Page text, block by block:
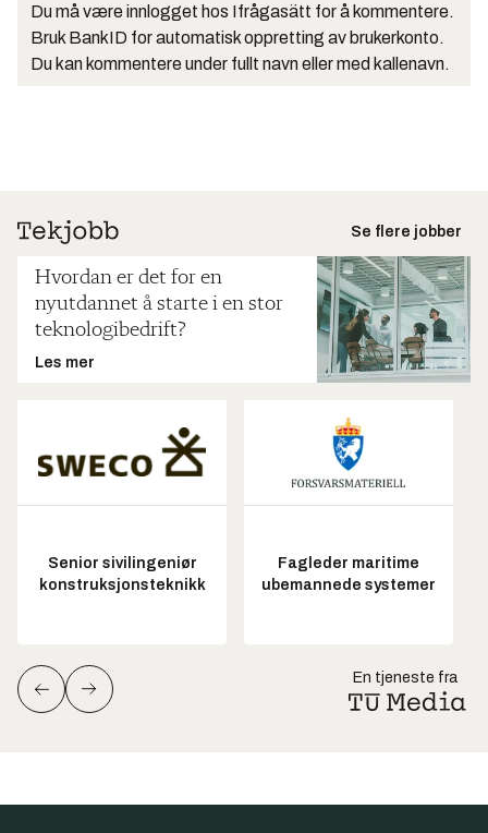
Du må være innlogget hos Ifrågasätt for å kommentere.
Bruk BankID for automatisk oppretting av brukerkonto.
Du kan kommentere under fullt navn eller med kallenavn.
Se flere jobber
Hvordan er det for en
nyutdannet å starte i en stor
teknologibedrift?
Les mer
Senior sivilingeniør
konstruksjonsteknikk
Fagleder maritime
ubemannede systemer
En tjeneste fra